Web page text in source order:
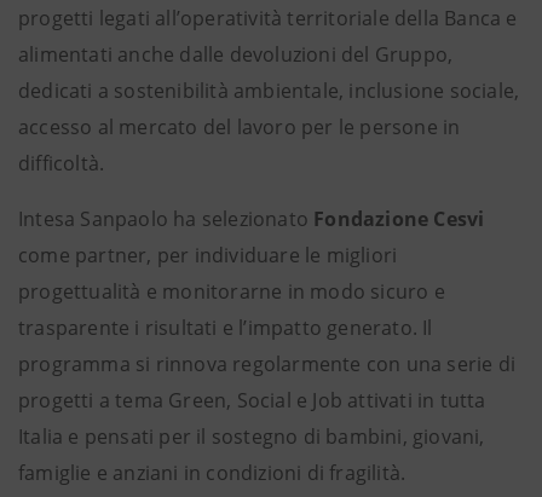
progetti legati all’operatività territoriale della Banca e
alimentati anche dalle devoluzioni del Gruppo,
dedicati a sostenibilità ambientale, inclusione sociale,
accesso al mercato del lavoro per le persone in
difficoltà.
Intesa Sanpaolo ha selezionato Fondazione Cesvi
come partner, per individuare le migliori
progettualità e monitorarne in modo sicuro e
trasparente i risultati e l’impatto generato. Il
programma si rinnova regolarmente con una serie di
progetti a tema Green, Social e Job attivati in tutta
Italia e pensati per il sostegno di bambini, giovani,
famiglie e anziani in condizioni di fragilità.